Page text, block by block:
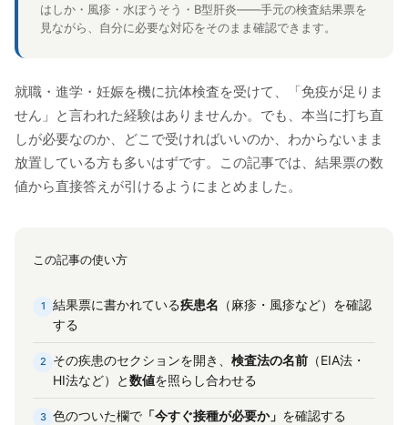
はしか・風疹・水ぼうそう・B型肝炎——手元の検査結果票を
見ながら、自分に必要な対応をそのまま確認できます。
就職・進学・妊娠を機に抗体検査を受けて、「免疫が足りま
せん」と言われた経験はありませんか。でも、本当に打ち直
しが必要なのか、どこで受ければいいのか、わからないまま
放置している方も多いはずです。この記事では、結果票の数
値から直接答えが引けるようにまとめました。
この記事の使い方
1 結果票に書かれている疾患名 （麻疹・風疹など）を確認
する
2 その疾患のセクションを開き、 検査法の名前 （EIA法・
HI法など）と数値を照らし合わせる
3 色のついた欄で 「今すぐ接種が必要か」 を確認する